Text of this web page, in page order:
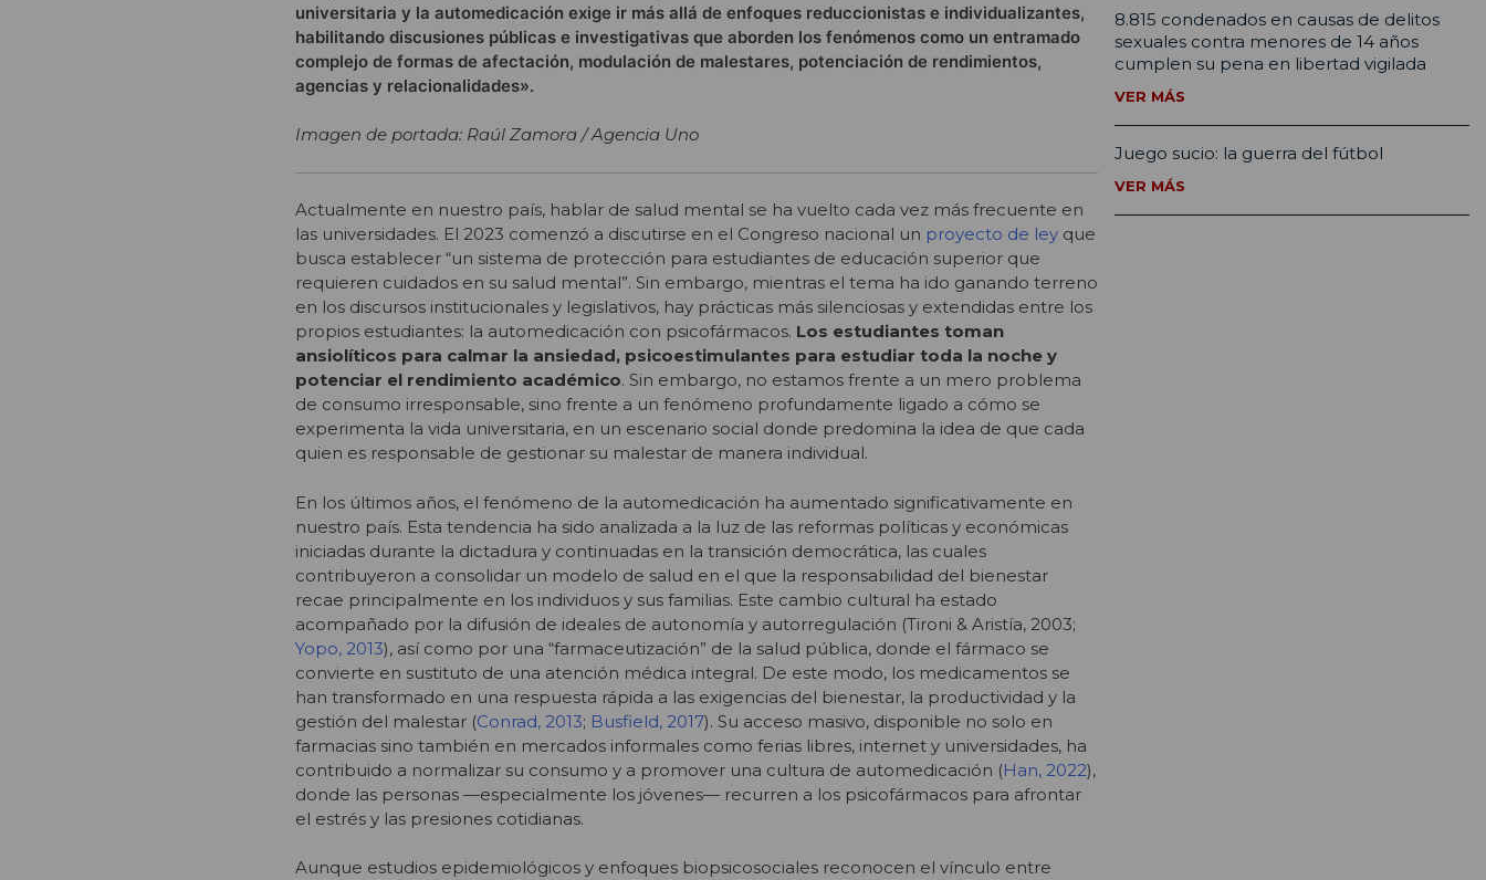
universitaria y la automedicación exige ir más allá de enfoques reduccionistas e individualizantes,
habilitando discusiones públicas e investigativas que aborden los fenómenos como un entramado
complejo de formas de afectación, modulación de malestares, potenciación de rendimientos,
agencias y relacionalidades».
Imagen de portada: Raúl Zamora / Agencia Uno
Actualmente en nuestro país, hablar de salud mental se ha vuelto cada vez más frecuente en
las universidades. El 2023 comenzó a discutirse en el Congreso nacional un proyecto de ley que
busca establecer “un sistema de protección para estudiantes de educación superior que
requieren cuidados en su salud mental”. Sin embargo, mientras el tema ha ido ganando terreno
en los discursos institucionales y legislativos, hay prácticas más silenciosas y extendidas entre los
propios estudiantes: la automedicación con psicofármacos. Los estudiantes toman
ansiolíticos para calmar la ansiedad, psicoestimulantes para estudiar toda la noche y
potenciar el rendimiento académico. Sin embargo, no estamos frente a un mero problema
de consumo irresponsable, sino frente a un fenómeno profundamente ligado a cómo se
experimenta la vida universitaria, en un escenario social donde predomina la idea de que cada
quien es responsable de gestionar su malestar de manera individual.
En los últimos años, el fenómeno de la automedicación ha aumentado significativamente en
nuestro país. Esta tendencia ha sido analizada a la luz de las reformas políticas y económicas
iniciadas durante la dictadura y continuadas en la transición democrática, las cuales
contribuyeron a consolidar un modelo de salud en el que la responsabilidad del bienestar
recae principalmente en los individuos y sus familias. Este cambio cultural ha estado
acompañado por la difusión de ideales de autonomía y autorregulación (Tironi & Aristía, 2003;
Yopo, 2013), así como por una “farmaceutización” de la salud pública, donde el fármaco se
convierte en sustituto de una atención médica integral. De este modo, los medicamentos se
han transformado en una respuesta rápida a las exigencias del bienestar, la productividad y la
gestión del malestar (Conrad, 2013; Busfield, 2017). Su acceso masivo, disponible no solo en
farmacias sino también en mercados informales como ferias libres, internet y universidades, ha
contribuido a normalizar su consumo y a promover una cultura de automedicación (Han, 2022),
donde las personas —especialmente los jóvenes— recurren a los psicofármacos para afrontar
el estrés y las presiones cotidianas.
Aunque estudios epidemiológicos y enfoques biopsicosociales reconocen el vínculo entre
8.815 condenados en causas de delitos
sexuales contra menores de 14 años
cumplen su pena en libertad vigilada
VER MÁS
Juego sucio: la guerra del fútbol
VER MÁS